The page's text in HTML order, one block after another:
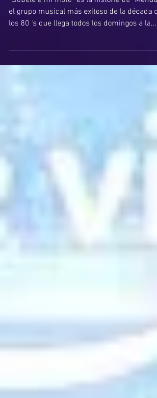
domingos en Canal 11
“Súbete a mi moto” es la historia de
los 80 ‘s que llega todos los domingos a la...